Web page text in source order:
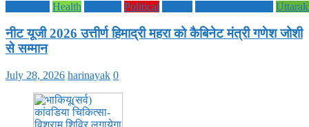
Health Political
नीट यूजी 2026 उत्तीर्ण हिमाद्री महरा को कैबिनेट मंत्री गणेश जोशी
से सम्मान
July 28, 2026 harinayak 0